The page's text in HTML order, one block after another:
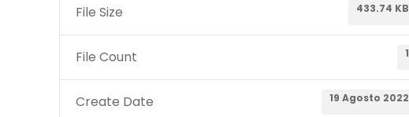
File Size 433.74 KB
File Count 1
Create Date 19 Agosto 2022